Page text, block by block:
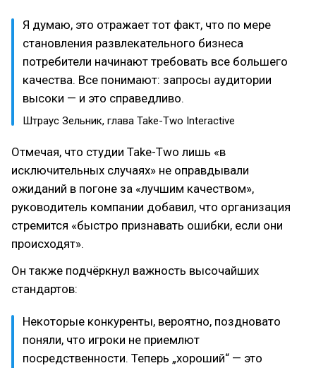
Я думаю, это отражает тот факт, что по мере
становления развлекательного бизнеса
потребители начинают требовать все большего
качества. Все понимают: запросы аудитории
высоки — и это справедливо.
Штраус Зельник, глава Take-Two Interactive
Отмечая, что студии Take-Two лишь «в
исключительных случаях» не оправдывали
ожиданий в погоне за «лучшим качеством»,
руководитель компании добавил, что организация
стремится «быстро признавать ошибки, если они
происходят».
Он также подчёркнул важность высочайших
стандартов:
Некоторые конкуренты, вероятно, поздновато
поняли, что игроки не приемлют
посредственности. Теперь „хороший“ — это